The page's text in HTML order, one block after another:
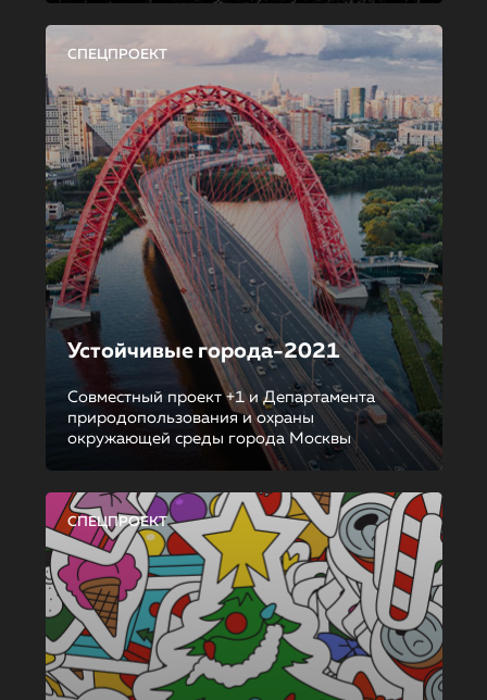
СПЕЦПРОЕКТ
Устойчивые города-2021
Совместный проект +1 и Департамента
природопользования и охраны
окружающей среды города Москвы
СПЕЦПРОЕКТ